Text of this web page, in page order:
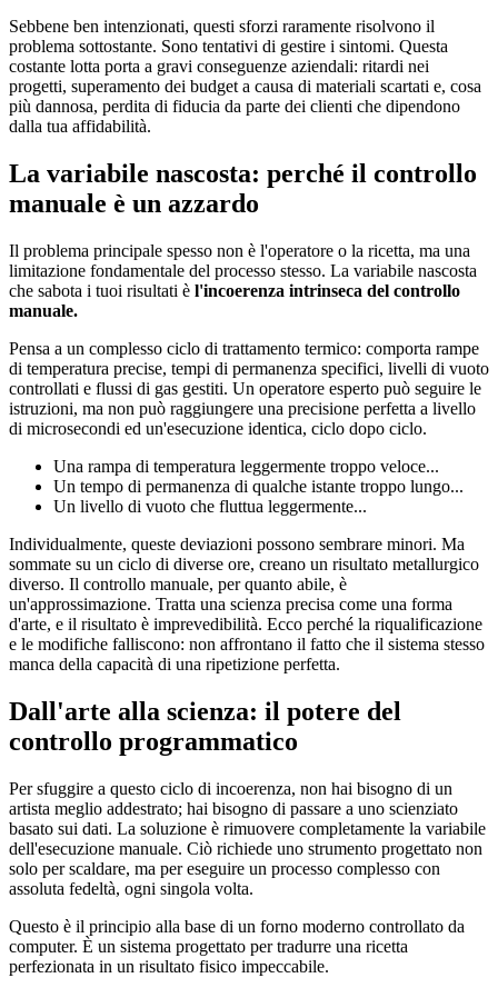
Sebbene ben intenzionati, questi sforzi raramente risolvono il
problema sottostante. Sono tentativi di gestire i sintomi. Questa
costante lotta porta a gravi conseguenze aziendali: ritardi nei
progetti, superamento dei budget a causa di materiali scartati e, cosa
più dannosa, perdita di fiducia da parte dei clienti che dipendono
dalla tua affidabilità.
La variabile nascosta: perché il controllo
manuale è un azzardo
Il problema principale spesso non è l'operatore o la ricetta, ma una
limitazione fondamentale del processo stesso. La variabile nascosta
che sabota i tuoi risultati è l'incoerenza intrinseca del controllo
manuale.
Pensa a un complesso ciclo di trattamento termico: comporta rampe
di temperatura precise, tempi di permanenza specifici, livelli di vuoto
controllati e flussi di gas gestiti. Un operatore esperto può seguire le
istruzioni, ma non può raggiungere una precisione perfetta a livello
di microsecondi ed un'esecuzione identica, ciclo dopo ciclo.
Una rampa di temperatura leggermente troppo veloce...
Un tempo di permanenza di qualche istante troppo lungo...
Un livello di vuoto che fluttua leggermente...
Individualmente, queste deviazioni possono sembrare minori. Ma
sommate su un ciclo di diverse ore, creano un risultato metallurgico
diverso. Il controllo manuale, per quanto abile, è
un'approssimazione. Tratta una scienza precisa come una forma
d'arte, e il risultato è imprevedibilità. Ecco perché la riqualificazione
e le modifiche falliscono: non affrontano il fatto che il sistema stesso
manca della capacità di una ripetizione perfetta.
Dall'arte alla scienza: il potere del
controllo programmatico
Per sfuggire a questo ciclo di incoerenza, non hai bisogno di un
artista meglio addestrato; hai bisogno di passare a uno scienziato
basato sui dati. La soluzione è rimuovere completamente la variabile
dell'esecuzione manuale. Ciò richiede uno strumento progettato non
solo per scaldare, ma per eseguire un processo complesso con
assoluta fedeltà, ogni singola volta.
Questo è il principio alla base di un forno moderno controllato da
computer. È un sistema progettato per tradurre una ricetta
perfezionata in un risultato fisico impeccabile.